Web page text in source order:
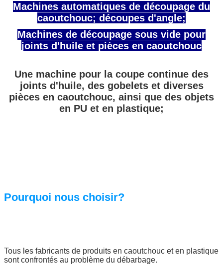
Machines automatiques de découpage du
caoutchouc; découpes d'angle;
Machines de découpage sous vide pour
joints d'huile et pièces en caoutchouc
Une machine pour la coupe continue des
joints d'huile, des gobelets et diverses
pièces en caoutchouc, ainsi que des objets
en PU et en plastique;
Pourquoi nous choisir?
Tous les fabricants de produits en caoutchouc et en plastique
sont confrontés au problème du débarbage.